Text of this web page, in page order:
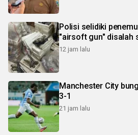
Polisi selidiki
"airsoft gun" disalah
12 jam lalu
Manchester City
3-1
21 jam lalu